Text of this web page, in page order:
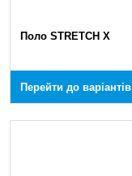
Поло STRETCH X
Перейти до варіантів